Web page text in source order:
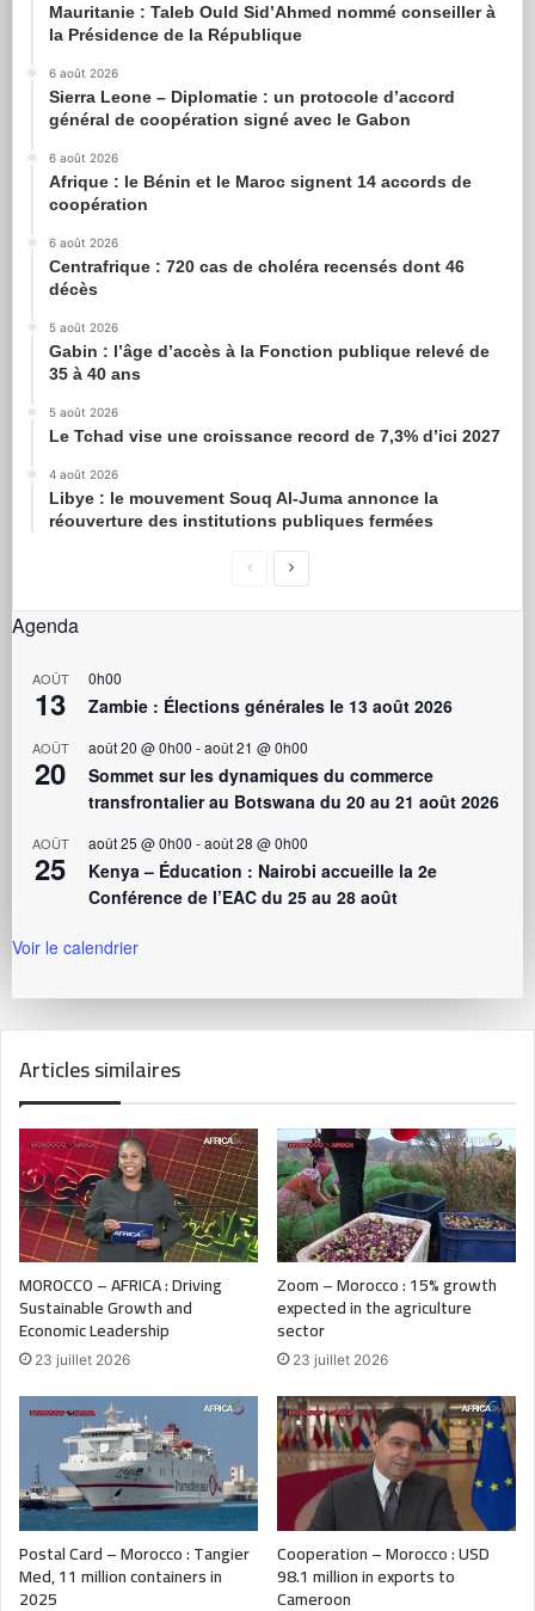
Mauritanie : Taleb Ould Sid’Ahmed nommé conseiller à
la Présidence de la République
6 août 2026
Sierra Leone – Diplomatie : un protocole d’accord
général de coopération signé avec le Gabon
6 août 2026
Afrique : le Bénin et le Maroc signent 14 accords de
coopération
6 août 2026
Centrafrique : 720 cas de choléra recensés dont 46
décès
5 août 2026
Gabin : l’âge d’accès à la Fonction publique relevé de
35 à 40 ans
5 août 2026
Le Tchad vise une croissance record de 7,3% d’ici 2027
4 août 2026
Libye : le mouvement Souq Al-Juma annonce la
réouverture des institutions publiques fermées
Agenda
AOÛT
13
0h00
Zambie : Élections générales le 13 août 2026
AOÛT
20
août 20 @ 0h00 -août 21 @ 0h00
Sommet sur les dynamiques du commerce
transfrontalier au Botswana du 20 au 21 août 2026
AOÛT
25
août 25 @ 0h00 -août 28 @ 0h00
Kenya – Éducation : Nairobi accueille la 2e
Conférence de l’EAC du 25 au 28 août
Voir le calendrier
Articles similaires
MOROCCO – AFRICA : Driving
Sustainable Growth and
Economic Leadership
23 juillet 2026
Zoom – Morocco : 15% growth
expected in the agriculture
sector
23 juillet 2026
Postal Card – Morocco : Tangier
Med, 11 million containers in
2025
Cooperation – Morocco : USD
98.1 million in exports to
Cameroon